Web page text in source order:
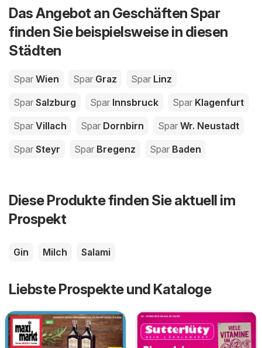
Das Angebot an Geschäften Spar
finden Sie beispielsweise in diesen
Städten
Spar Wien Spar Graz Spar Linz
Spar Salzburg Spar Innsbruck Spar Klagenfurt
Spar Villach Spar Dornbirn Spar Wr. Neustadt
Spar Steyr Spar Bregenz Spar Baden
Diese Produkte finden Sie aktuell im
Prospekt
Gin Milch Salami
Liebste Prospekte und Kataloge